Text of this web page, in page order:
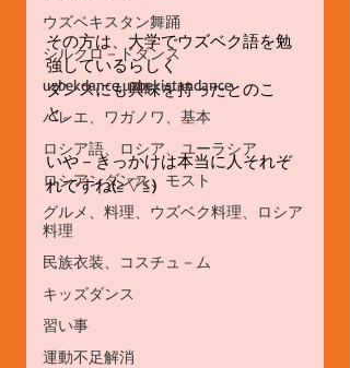
ウズベキスタン舞踊
シルクロ－ドダンス
uzbekdance,uzbekistandance
バレエ、ワガノワ、基本
ロシア語、ロシア、ユーラシア
ロシアンダンス、モスト
グルメ、料理、ウズベク料理、ロシア
料理
民族衣装、コスチュ－ム
キッズダンス
習い事
運動不足解消
その方は、大学でウズベク語を勉
強しているらしく
ダンスにも興味を持ったとのこ
と。
いや－きっかけは本当に人それぞ
れですね(≧▽≦)